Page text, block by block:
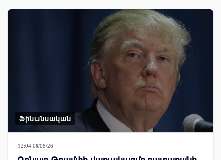
Ֆինանսական
12:04 06/08/26